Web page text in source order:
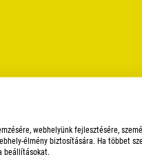
webhelyünk fejlesztésére,
élmény biztosítására. Ha többet
beállításokat.